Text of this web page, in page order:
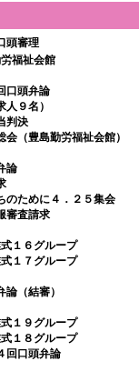
頭審理
福祉会館
口頭弁論
９名）
判決
（豊島勤労福祉会館）
論
のために４．２５集会
審査請求
１６グループ
１７グループ
（結審）
１９グループ
１８グループ
回口頭弁論